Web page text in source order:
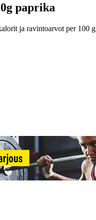
paprika
ja ravintoarvot per 100 g